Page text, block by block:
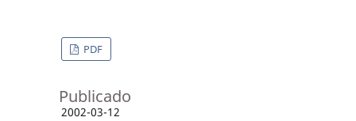
PDF
Publicado
2002-03-12